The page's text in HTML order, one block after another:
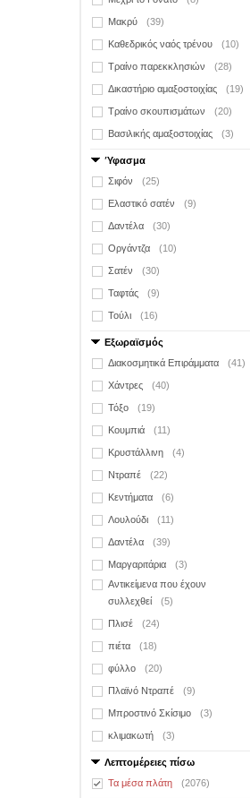
Μακρύ (39)
Καθεδρικός ναός τρένου (10)
Τραίνο παρεκκλησιών (28)
Δικαστήριο αμαξοστοιχίας (19)
Τραίνο σκουπισμάτων (20)
Βασιλικής αμαξοστοιχίας (3)
Ύφασμα
Σιφόν
(25)
Ελαστικό σατέν (9)
Δαντέλα (30)
Οργάντζα (10)
Σατέν (30)
Ταφτάς (9)
Τούλι (16)
Εξωραϊσμός
Διακοσμητικά Επιράμματα
(41)
Χάντρες (40)
Τόξο (19)
Κουμπιά (11)
Κρυστάλλινη (4)
Ντραπέ (22)
Κεντήματα (6)
Λουλούδι (11)
Δαντέλα (39)
Μαργαριτάρια
(3)
Αντικείμενα που έχουν
συλλεχθεί
(5)
Πλισέ (24)
πιέτα (18)
φύλλο (20)
Πλαϊνό Ντραπέ (9)
Μπροστινό Σκίσιμο (3)
κλιμακωτή (3)
Λεπτομέρειες πίσω
Τα μέσα πλάτη
(2076)